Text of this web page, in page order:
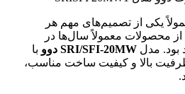
یکی از تصمیم‌های مهم هر
از محصولات معمولاً سال‌ها در
بود. مدل SRI/SFI-20MW دوو
با
بالا و کیفیت ساخت مناسب،